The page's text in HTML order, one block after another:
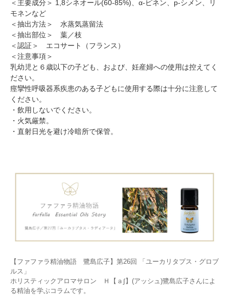
＜主要成分＞ 1,8シネオール(60-85%)、α-ピネン、p-シメン、リ
モネンなど
＜抽出方法＞ 水蒸気蒸留法
＜抽出部位＞ 葉／枝
＜認証＞ エコサート（フランス）
＜注意事項＞
乳幼児と６歳以下の子ども、および、妊産婦への使用は控えてく
ださい。
痙攣性呼吸器系疾患のある子どもに使用する際は十分に注意して
ください。
・飲用しないでください。
・火気厳禁。
・直射日光を避け冷暗所で保管。
【ファファラ精油物語 鷺島広子】第26回 「ユーカリタプス・グロブ
ルス」
ホリスティックアロマサロン Ｈ【ａ∫】(アッシュ)鷺島広子さんによ
る精油を学ぶコラムです。